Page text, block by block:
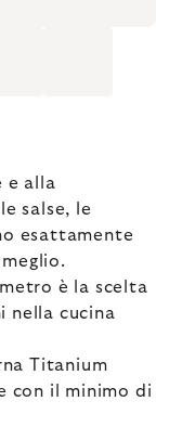
e alla
salse, le
esattamente
è la scelta
nella cucina
Titanium
con il minimo di